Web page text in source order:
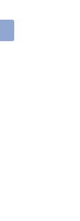
一不小心就「選